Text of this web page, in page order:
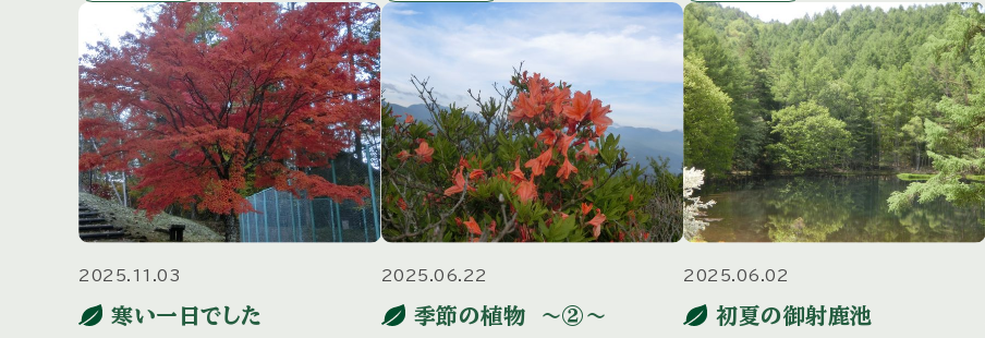
はスタッドレスタイヤの装着等 冬の装
備でお […]
いたします。
装着等 冬の装備でお越しいただきま
すようお願 […]
2025.11.03
寒い一日でした
2025.06.22
季節の植物 ～②～
2025.06.02
初夏の御射鹿池